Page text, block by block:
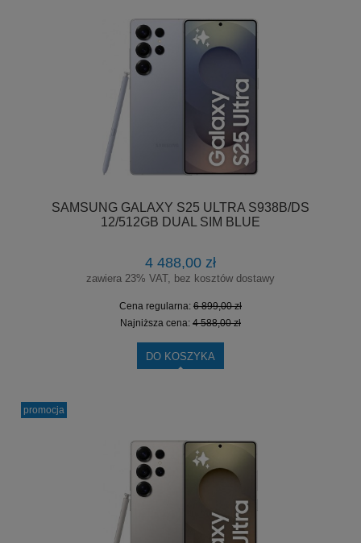
SAMSUNG GALAXY S25 ULTRA S938B/DS
12/512GB DUAL SIM BLUE
4 488,00 zł
zawiera 23% VAT, bez kosztów dostawy
Cena regularna: 6 899,00 zł
Najniższa cena: 4 588,00 zł
DO KOSZYKA
promocja